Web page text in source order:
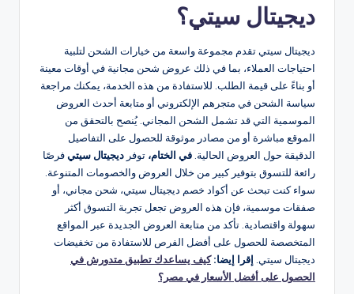
ديجيتال سيتي؟
ديجيتال سيتي تقدم مجموعة واسعة من خيارات الشحن لتلبية
احتياجات العملاء، بما في ذلك عروض شحن مجانية في أوقات معينة
أو بناءً على قيمة الطلب. للاستفادة من هذه الخدمة، يمكنك مراجعة
سياسة الشحن في متجرهم الإلكتروني أو متابعة أحدث العروض
الموسمية التي قد تشمل الشحن المجاني. يُنصح بالتحقق من
الموقع مباشرة أو من مصادر موثوقة للحصول على التفاصيل
الدقيقة حول العروض الحالية​. في الختام، توفر ديجيتال سيتيفرصًا
رائعة للتسوق بتوفير كبير من خلال العروض والخصومات المتنوعة.
سواء كنت تبحث عن أكواد خصم ديجيتال سيتي، شحن مجاني، أو
صفقات موسمية، فإن هذه العروض تجعل تجربة التسوق أكثر
سهولة واقتصادية. تأكد من متابعة العروض الجديدة عبر المواقع
المتخصصة للحصول على أفضل الفرص للاستفادة من تخفيضات
ديجيتال سيتي. إقرا إيضا:كيف يساعدك تطبيق متدورش في
الحصول على أفضل الأسعار في مصر؟